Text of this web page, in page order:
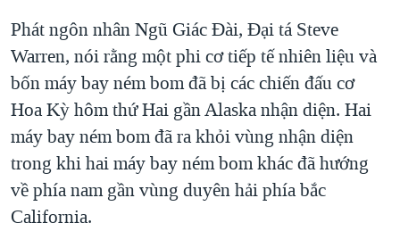
NGƯ DÂN VIỆT VÀ LÀN SÓNG TRỘM HẢI SÂM
BÊN KIA QUỐC LỘ: TIẾNG VỌNG TỪ NÔNG THÔN MỸ
QUAN HỆ VIỆT MỸ
Phát ngôn nhân Ngũ Giác Đài, Đại tá Steve
Warren, nói rằng một phi cơ tiếp tế nhiên liệu và
bốn máy bay ném bom đã bị các chiến đấu cơ
Hoa Kỳ hôm thứ Hai gần Alaska nhận diện. Hai
máy bay ném bom đã ra khỏi vùng nhận diện
trong khi hai máy bay ném bom khác đã hướng
về phía nam gần vùng duyên hải phía bắc
California.